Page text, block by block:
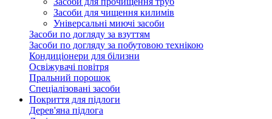
Засоби для чищення килимів
Універсальні миючі засоби
Засоби по догляду за взуттям
Засоби по догляду за побутовою технікою
Кондиціонери для білизни
Освіжувачі повітря
Пральний порошок
Спеціалізовані засоби
Покриття для підлоги
Дерев'яна підлога